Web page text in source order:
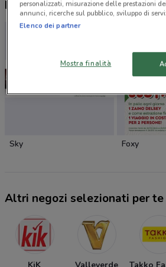
Nuovi prodotti da provare
Sky Foxy
Altri negozi selezionati per te
personalizzati, misurazione delle prestazioni
annunci, ricerche sul pubblico, sviluppo di
Elenco dei partner
Mostra finalità